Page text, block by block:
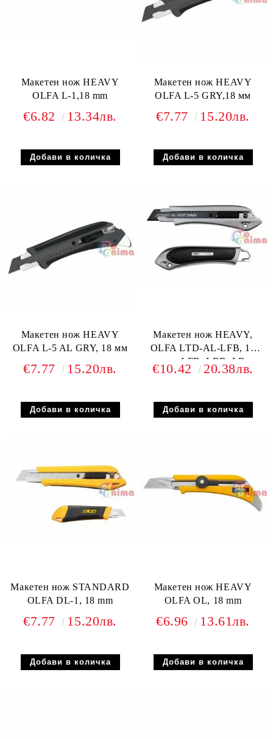
Макетен нож HEAVY
OLFA L-1,18 mm
€6.82 13.34лв.
Макетен нож HEAVY
OLFA L-5 GRY,18 мм
€7.77 15.20лв.
Макетен нож HEAVY
OLFA L-5 AL GRY, 18 мм
€7.77 15.20лв.
Макетен нож HEAVY,
OLFA LTD-AL-LFB, 18
mm, LFB, LBB, LB
€10.42 20.38лв.
Макетен нож STANDARD
OLFA DL-1, 18 mm
€7.77 15.20лв.
Макетен нож HEAVY
OLFA OL, 18 mm
€6.96 13.61лв.